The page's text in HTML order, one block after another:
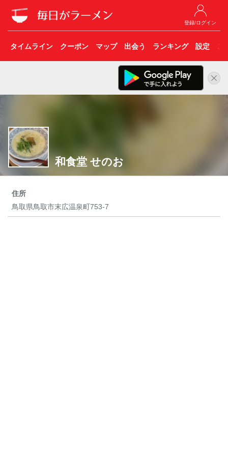
登録/ログイン
タイムライン クーポン マップ 出会う ランキング 設定 こ
和食堂 せのお
住所
鳥取県鳥取市末広温泉町753-7